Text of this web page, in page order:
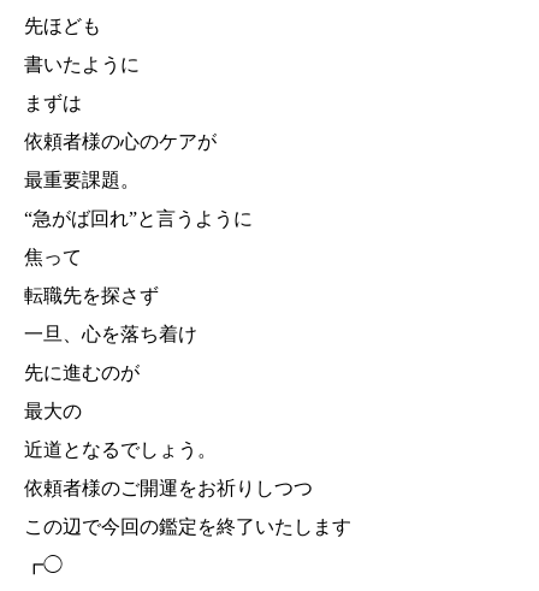
先ほども
書いたように
まずは
依頼者様の心のケアが
最重要課題。
“急がば回れ”と言うように
焦って
転職先を探さず
一旦、心を落ち着け
先に進むのが
最大の
近道となるでしょう。
依頼者様のご開運をお祈りしつつ
この辺で今回の鑑定を終了いたします
┏◯